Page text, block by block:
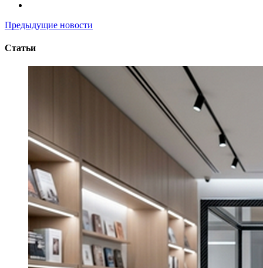
Предыдущие новости
Статьи